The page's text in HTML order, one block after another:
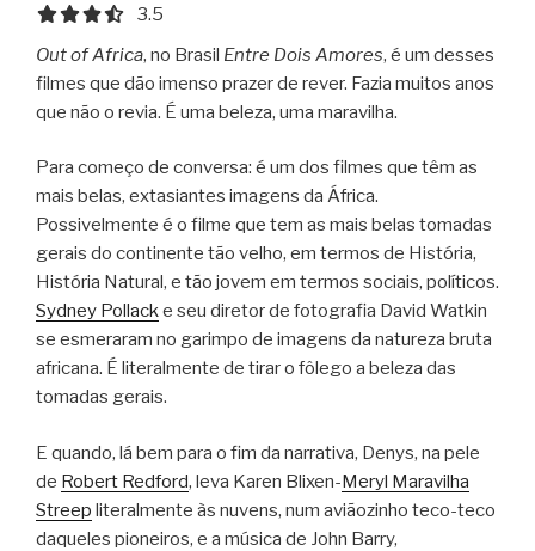
3.5 out of 5.0 stars
3.5
Out of Africa, no Brasil Entre Dois Amores, é um desses
filmes que dão imenso prazer de rever. Fazia muitos anos
que não o revia. É uma beleza, uma maravilha.
Para começo de conversa: é um dos filmes que têm as
mais belas, extasiantes imagens da África.
Possivelmente é o filme que tem as mais belas tomadas
gerais do continente tão velho, em termos de História,
História Natural, e tão jovem em termos sociais, políticos.
Sydney Pollacke seu diretor de fotografia David Watkin
se esmeraram no garimpo de imagens da natureza bruta
africana. É literalmente de tirar o fôlego a beleza das
tomadas gerais.
E quando, lá bem para o fim da narrativa, Denys, na pele
de Robert Redford, leva Karen Blixen-Meryl Maravilha
Streep literalmente às nuvens, num aviãozinho teco-teco
daqueles pioneiros, e a música de John Barry,